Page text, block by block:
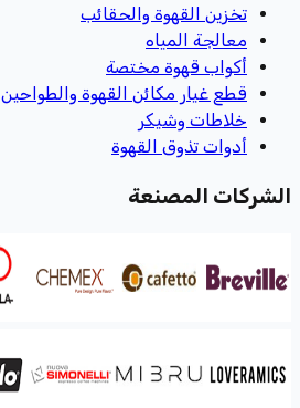
تخزين القهوة والحقائب
معالجة المياه
أكواب قهوة مختصة
قطع غيار مكائن القهوة والطواحين
خلاطات وشيكر
أدوات تذوق القهوة
الشركات المصنعة